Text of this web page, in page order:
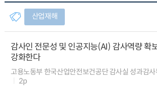
산업재해
감사인 전문성 및 인공지능(AI) 감사역량 확
강화한다
고용노동부 한국산업안전보건공단 감사실 성과감
2p